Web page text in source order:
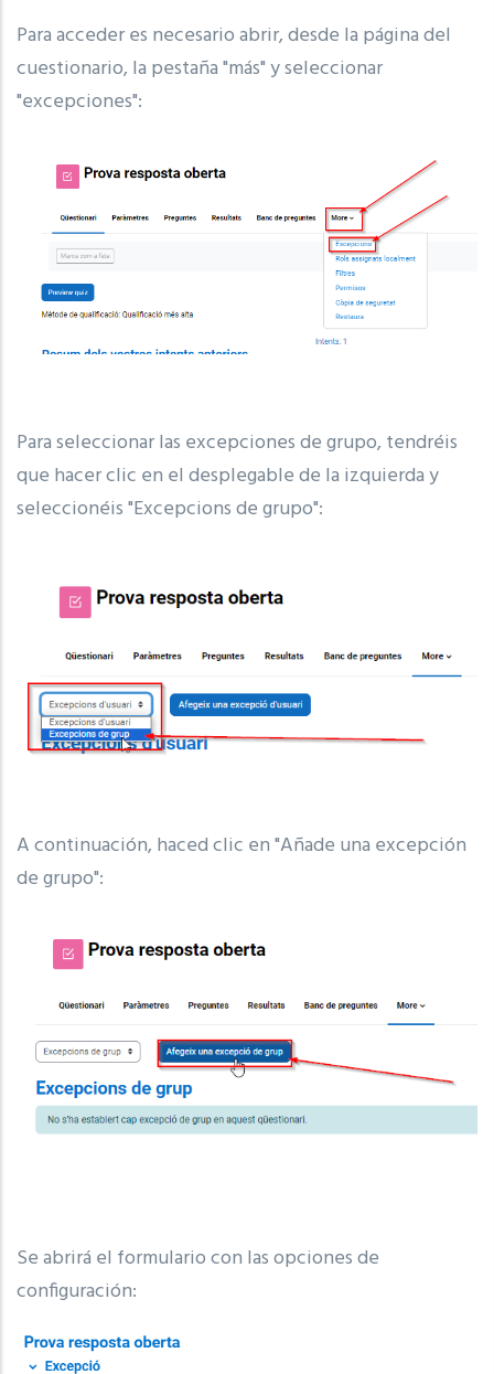
Para acceder es necesario abrir, desde la página del
cuestionario, la pestaña "más" y seleccionar
"excepciones":
Para seleccionar las excepciones de grupo, tendréis
que hacer clic en el desplegable de la izquierda y
seleccionéis "Excepcions de grupo":
A continuación, haced clic en "Añade una excepción
de grupo":
Se abrirá el formulario con las opciones de
configuración: